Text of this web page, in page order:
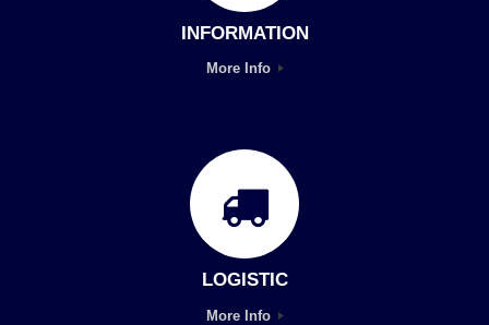
INFORMATION
More Info
LOGISTIC
More Info